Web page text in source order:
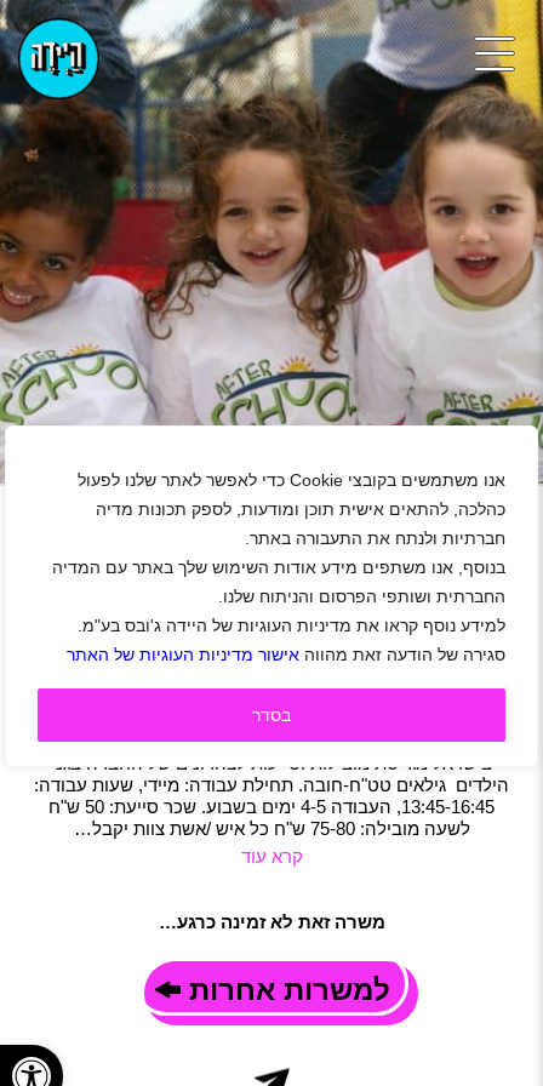
אנו משתמשים בקובצי Cookie כדי לאפשר לאתר שלנו לפעול
כהלכה, להתאים אישית תוכן ומודעות, לספק תכונות מדיה
חברתיות ולנתח את התעבורה באתר.
בנוסף, אנו משתפים מידע אודות השימוש שלך באתר עם המדיה
החברתית ושותפי הפרסום והניתוח שלנו.
למידע נוסף קראו את מדיניות העוגיות של היידה ג'ובס בע"מ.
סגירה של הודעה זאת מהווה אישור מדיניות העוגיות של האתר
בסדר
+
לרשת אפטר סקול דרושים/ות מובילות/ים וסייעות/ים
לצהרוני גנים
הרצליה|תל אביב-יפו|רמת השרון|קריית אונו|חולון|שוהם
יוקנעם| זכרון יעקב|באר יעקב| להבים|סטודנטים|חיילים
חצי משרה|משרת הורה|משרה חלקית
תיאור משרה
רשת אפטר סקול, חברת הדרכות הילדים הפרטית הגדולה ביותר
בישראל מגייסת מובילות וסייעות לצהרונים של החברה בגני
הילדים גילאים טט"ח-חובה. תחילת עבודה: מיידי, שעות עבודה:
13:45-16:45, העבודה 4-5 ימים בשבוע. שכר סייעת: 50 ש"ח
לשעה מובילה: 75-80 ש"ח כל איש /אשת צוות יקבל…
קרא עוד
משרה זאת לא זמינה כרגע…
למשרות אחרות